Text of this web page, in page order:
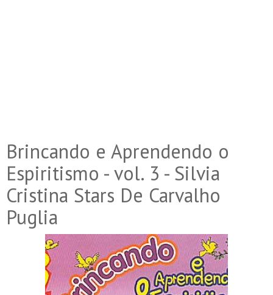
Brincando e Aprendendo o
Espiritismo - vol. 3 - Silvia
Cristina Stars De Carvalho
Puglia